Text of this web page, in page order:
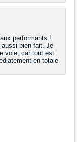
performants !
aussi bien fait. Je
voie, car tout est
en totale